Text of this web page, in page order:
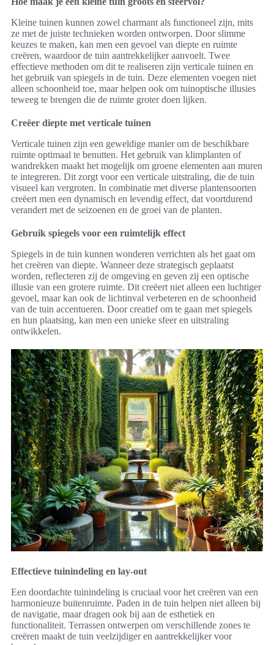
Kleine tuinen kunnen zowel charmant als functioneel zijn, mits
ze met de juiste technieken worden ontworpen. Door slimme
keuzes te maken, kan men een gevoel van diepte en ruimte
creëren, waardoor de tuin aantrekkelijker aanvoelt. Twee
effectieve methoden om dit te realiseren zijn verticale tuinen en
het gebruik van spiegels in de tuin. Deze elementen voegen niet
alleen schoonheid toe, maar helpen ook om tuinoptische illusies
teweeg te brengen die de ruimte groter doen lijken.
Creëer diepte met verticale tuinen
Verticale tuinen zijn een geweldige manier om de beschikbare
ruimte optimaal te benutten. Het gebruik van klimplanten of
wandrekken maakt het mogelijk om groene elementen aan muren
te integreren. Dit zorgt voor een verticale uitstraling, die de tuin
visueel kan vergroten. In combinatie met diverse plantensoorten
creëert men een dynamisch en levendig effect, dat voortdurend
verandert met de seizoenen en de groei van de planten.
Gebruik spiegels voor een ruimtelijk effect
Spiegels in de tuin kunnen wonderen verrichten als het gaat om
het creëren van diepte. Wanneer deze strategisch geplaatst
worden, reflecteren zij de omgeving en geven zij een optische
illusie van een grotere ruimte. Dit creëert niet alleen een luchtiger
gevoel, maar kan ook de lichtinval verbeteren en de schoonheid
van de tuin accentueren. Door creatief om te gaan met spiegels
en hun plaatsing, kan men een unieke sfeer en uitstraling
ontwikkelen.
Effectieve tuinindeling en lay-out
Een doordachte tuinindeling is cruciaal voor het creëren van een
harmonieuze buitenruimte. Paden in de tuin helpen niet alleen bij
de navigatie, maar dragen ook bij aan de esthetiek en
functionaliteit. Terrassen ontwerpen om verschillende zones te
creëren maakt de tuin veelzijdiger en aantrekkelijker voor